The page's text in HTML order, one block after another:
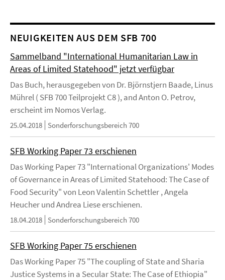
NEUIGKEITEN AUS DEM SFB 700
Sammelband "International Humanitarian Law in
Areas of Limited Statehood" jetzt verfügbar
Das Buch, herausgegeben von Dr. Björnstjern Baade, Linus
Mührel ( SFB 700 Teilprojekt C8 ), and Anton O. Petrov,
erscheint im Nomos Verlag.
25.04.2018 Sonderforschungsbereich 700
SFB Working Paper 73 erschienen
Das Working Paper 73 "International Organizations' Modes
of Governance in Areas of Limited Statehood: The Case of
Food Security" von Leon Valentin Schettler , Angela
Heucher und Andrea Liese erschienen.
18.04.2018 Sonderforschungsbereich 700
SFB Working Paper 75 erschienen
Das Working Paper 75 "The coupling of State and Sharia
Justice Systems in a Secular State: The Case of Ethiopia"